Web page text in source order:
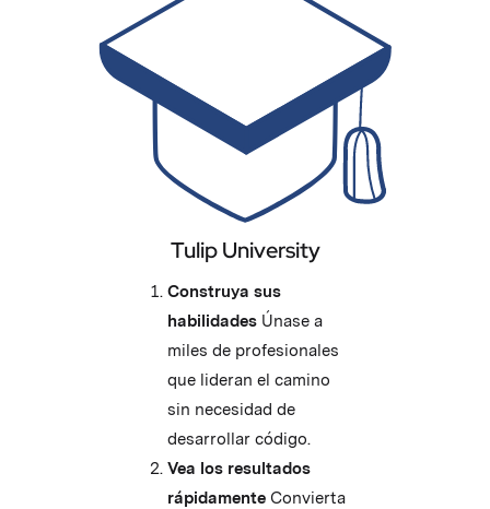
Tulip University
Construya sus
habilidades Únase a
miles de profesionales
que lideran el camino
sin necesidad de
desarrollar código.
Vea los resultados
rápidamente Convierta